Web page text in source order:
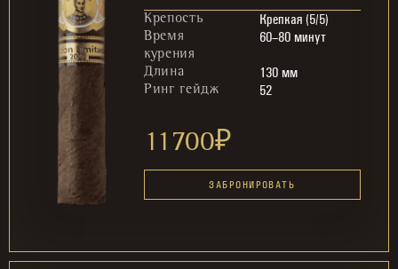
Крепость Крепкая (5/5)
Время
курения
60–80 минут
Длина 130 мм
Ринг гейдж 52
11700₽
ЗАБРОНИРОВАТЬ